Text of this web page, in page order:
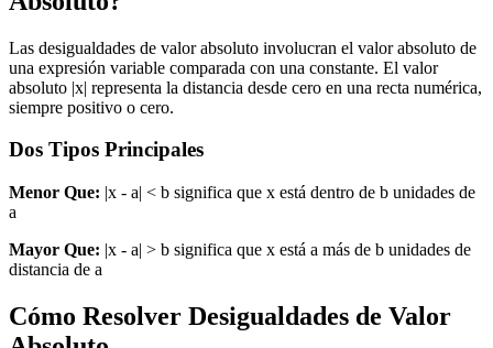
Las desigualdades de valor absoluto involucran el valor absoluto de
una expresión variable comparada con una constante. El valor
absoluto |x| representa la distancia desde cero en una recta numérica,
siempre positivo o cero.
Dos Tipos Principales
Menor Que: |x - a| < b significa que x está dentro de b unidades de
a
Mayor Que: |x - a| > b significa que x está a más de b unidades de
distancia de a
Cómo Resolver Desigualdades de Valor